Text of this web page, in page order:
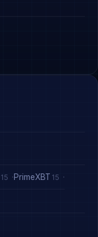
15 PrimeXBT 15